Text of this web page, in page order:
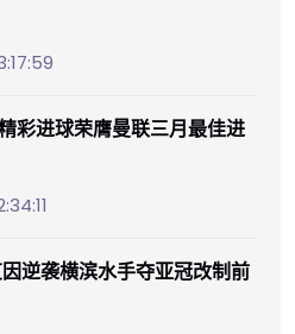
彩进球荣膺曼联三月最佳进
因逆袭横滨水手夺亚冠改制前